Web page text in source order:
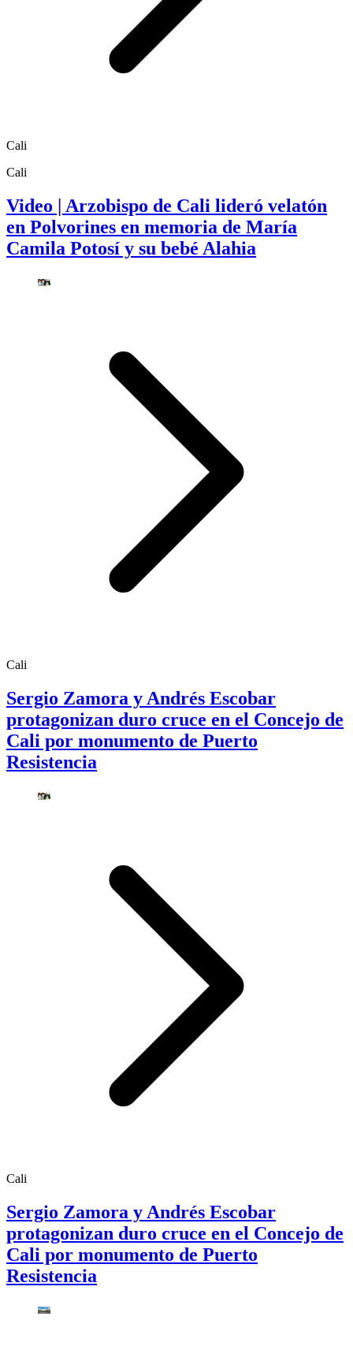
Cali
Cali
Video | Arzobispo de Cali lideró velatón
en Polvorines en memoria de María
Camila Potosí y su bebé Alahia
Cali
Sergio Zamora y Andrés Escobar
protagonizan duro cruce en el Concejo de
Cali por monumento de Puerto
Resistencia
Cali
Sergio Zamora y Andrés Escobar
protagonizan duro cruce en el Concejo de
Cali por monumento de Puerto
Resistencia